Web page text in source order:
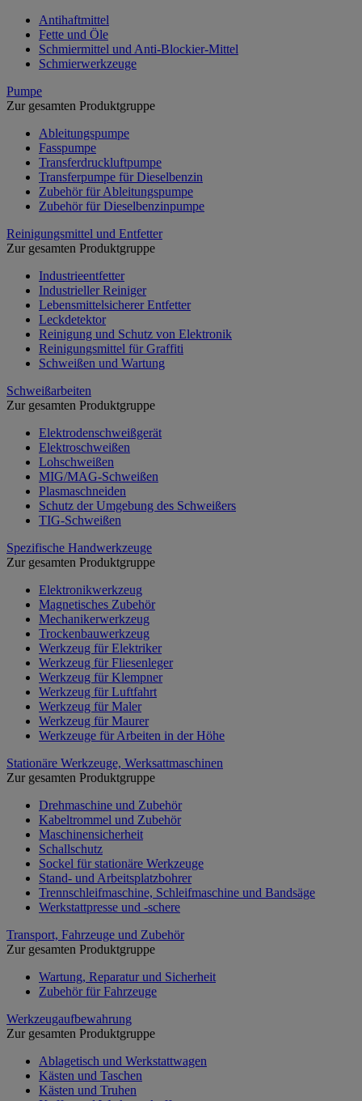
Antihaftmittel
Fette und Öle
Schmiermittel und Anti-Blockier-Mittel
Schmierwerkzeuge
Pumpe
Zur gesamten Produktgruppe
Ableitungspumpe
Fasspumpe
Transferdruckluftpumpe
Transferpumpe für Dieselbenzin
Zubehör für Ableitungspumpe
Zubehör für Dieselbenzinpumpe
Reinigungsmittel und Entfetter
Zur gesamten Produktgruppe
Industrieentfetter
Industrieller Reiniger
Lebensmittelsicherer Entfetter
Leckdetektor
Reinigung und Schutz von Elektronik
Reinigungsmittel für Graffiti
Schweißen und Wartung
Schweißarbeiten
Zur gesamten Produktgruppe
Elektrodenschweißgerät
Elektroschweißen
Lohschweißen
MIG/MAG-Schweißen
Plasmaschneiden
Schutz der Umgebung des Schweißers
TIG-Schweißen
Spezifische Handwerkzeuge
Zur gesamten Produktgruppe
Elektronikwerkzeug
Magnetisches Zubehör
Mechanikerwerkzeug
Trockenbauwerkzeug
Werkzeug für Elektriker
Werkzeug für Fliesenleger
Werkzeug für Klempner
Werkzeug für Luftfahrt
Werkzeug für Maler
Werkzeug für Maurer
Werkzeuge für Arbeiten in der Höhe
Stationäre Werkzeuge, Werksattmaschinen
Zur gesamten Produktgruppe
Drehmaschine und Zubehör
Kabeltrommel und Zubehör
Maschinensicherheit
Schallschutz
Sockel für stationäre Werkzeuge
Stand- und Arbeitsplatzbohrer
Trennschleifmaschine, Schleifmaschine und Bandsäge
Werkstattpresse und -schere
Transport, Fahrzeuge und Zubehör
Zur gesamten Produktgruppe
Wartung, Reparatur und Sicherheit
Zubehör für Fahrzeuge
Werkzeugaufbewahrung
Zur gesamten Produktgruppe
Ablagetisch und Werkstattwagen
Kästen und Taschen
Kästen und Truhen